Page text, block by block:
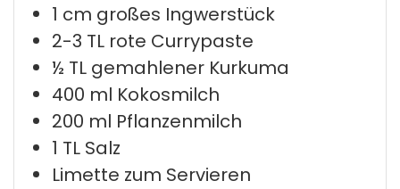
1 cm großes Ingwerstück
2-3 TL rote Currypaste
½ TL gemahlener Kurkuma
400 ml Kokosmilch
200 ml Pflanzenmilch
1 TL Salz
Limette zum Servieren